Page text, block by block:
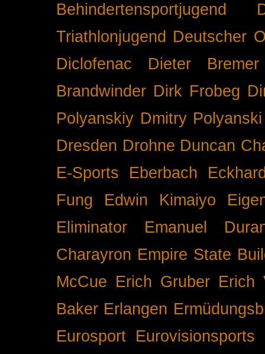
Behindertensportjugend
Triathlonjugend Deutscher
Diclofenac
Dieter Bremer
Brandwinder Dirk Frobeg
Polyanskiy Dmitry Polyanski
Dresden Drohne Duncan
E-Sports
Eberbach
Fung
Edwin Kimaiyo
Eliminator
Emanuel
Charayron Empire State
McCue Erich Gruber Erich
Baker Erlangen
Eurosport Eurovisionsports